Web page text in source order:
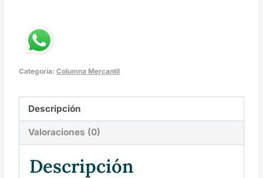
Categoría: Columna Mercantil
Descripción
Valoraciones (0)
Descripción